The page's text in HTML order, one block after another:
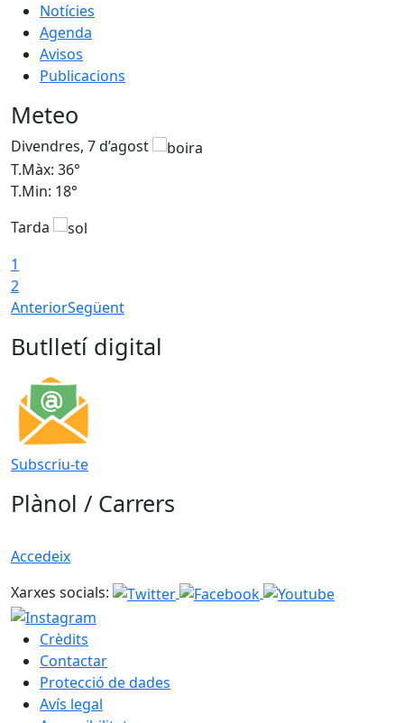
Notícies
Agenda
Avisos
Publicacions
Meteo
Divendres, 7 d’agost
T.Màx: 36°
T.Min: 18°
Tarda
1
2
AnteriorSegüent
Butlletí digital
Subscriu-te
Plànol / Carrers
Accedeix
Xarxes socials:
Crèdits
Contactar
Protecció de dades
Avís legal